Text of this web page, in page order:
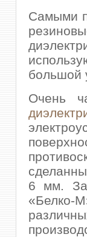
Самыми
большой
Очень
6 мм.